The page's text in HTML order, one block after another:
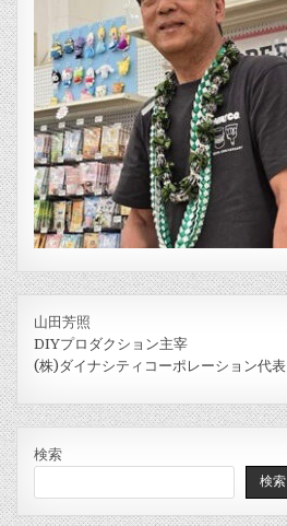
山田芳照
DIYプロダクション主宰
(株)ダイナシティコーポレーション代表
検索
検索